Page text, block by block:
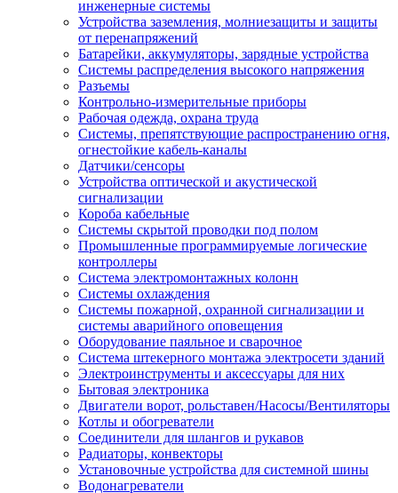
инженерные системы
Устройства заземления, молниезащиты и защиты
от перенапряжений
Батарейки, аккумуляторы, зарядные устройства
Системы распределения высокого напряжения
Разъемы
Контрольно-измерительные приборы
Рабочая одежда, охрана труда
Системы, препятствующие распространению огня,
огнестойкие кабель-каналы
Датчики/сенсоры
Устройства оптической и акустической
сигнализации
Короба кабельные
Системы скрытой проводки под полом
Промышленные программируемые логические
контроллеры
Система электромонтажных колонн
Системы охлаждения
Системы пожарной, охранной сигнализации и
системы аварийного оповещения
Оборудование паяльное и сварочное
Система штекерного монтажа электросети зданий
Электроинструменты и аксессуары для них
Бытовая электроника
Двигатели ворот, рольставен/Насосы/Вентиляторы
Котлы и обогреватели
Соединители для шлангов и рукавов
Радиаторы, конвекторы
Установочные устройства для системной шины
Водонагреватели